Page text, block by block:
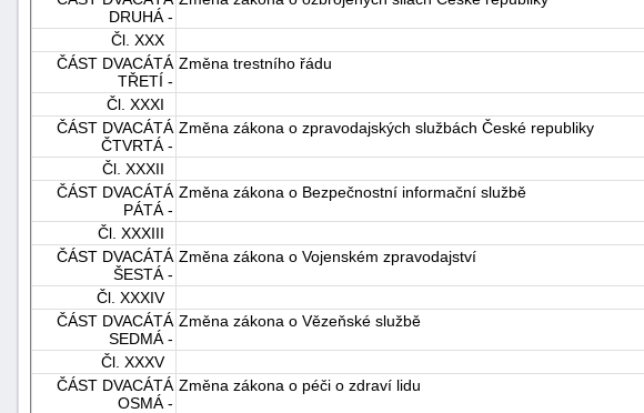
DRUHÁ -
Čl. XXX
ČÁST DVACÁTÁ
TŘETÍ -
Změna trestního řádu
Čl. XXXI
ČÁST DVACÁTÁ
ČTVRTÁ -
Změna zákona o zpravodajských službách České republiky
Čl. XXXII
ČÁST DVACÁTÁ
PÁTÁ -
Změna zákona o Bezpečnostní informační službě
Čl. XXXIII
ČÁST DVACÁTÁ
ŠESTÁ -
Změna zákona o Vojenském zpravodajství
Čl. XXXIV
ČÁST DVACÁTÁ
SEDMÁ -
Změna zákona o Vězeňské službě
Čl. XXXV
ČÁST DVACÁTÁ
OSMÁ -
Změna zákona o péči o zdraví lidu